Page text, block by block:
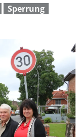
Sperrung